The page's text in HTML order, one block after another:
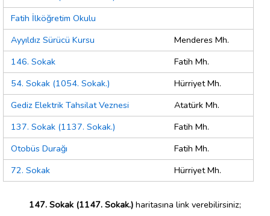
Fatih İlköğretim Okulu
Ayyıldız Sürücü Kursu
Menderes Mh.
146. Sokak
Fatih Mh.
54. Sokak (1054. Sokak.)
Hürriyet Mh.
Gediz Elektrik Tahsilat Veznesi
Atatürk Mh.
137. Sokak (1137. Sokak.)
Fatih Mh.
Otobüs Durağı
Fatih Mh.
72. Sokak
Hürriyet Mh.
147. Sokak (1147. Sokak.) haritasına link verebilirsiniz;